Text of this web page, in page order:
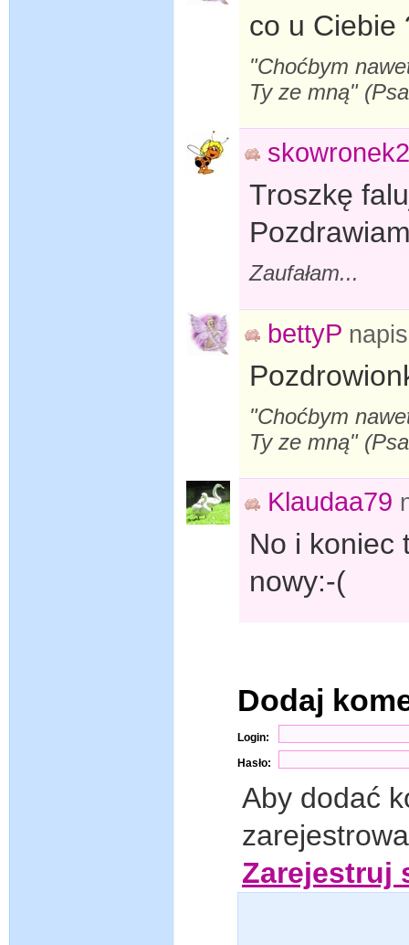
co u Ciebie
"Choćbym
Ty ze mną"
Troszkę
Zaufałam...
bettyP
"Choćbym
Ty ze mną"
Klaudaa79
No i koniec
nowy:-(
Dodaj
Login:
Hasło:
Aby dodać
Zarejestruj